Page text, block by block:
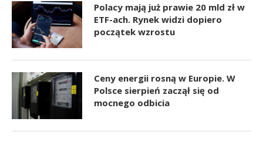
Polacy mają już prawie 20 mld zł w
ETF-ach. Rynek widzi dopiero
początek wzrostu
Ceny energii rosną w Europie. W
Polsce sierpień zaczął się od
mocnego odbicia